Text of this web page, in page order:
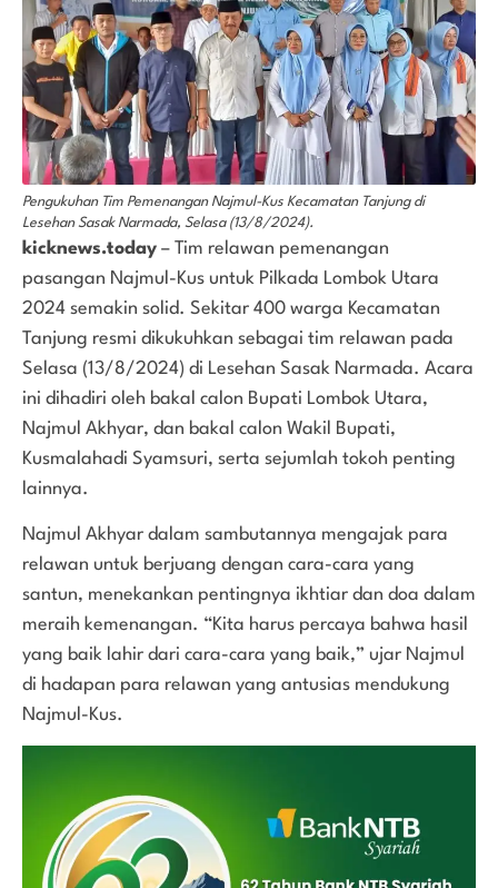
Pengukuhan Tim Pemenangan Najmul-Kus Kecamatan Tanjung di
Lesehan Sasak Narmada, Selasa (13/8/2024).
kicknews.today – Tim relawan pemenangan
pasangan Najmul-Kus untuk Pilkada Lombok Utara
2024 semakin solid. Sekitar 400 warga Kecamatan
Tanjung resmi dikukuhkan sebagai tim relawan pada
Selasa (13/8/2024) di Lesehan Sasak Narmada. Acara
ini dihadiri oleh bakal calon Bupati Lombok Utara,
Najmul Akhyar, dan bakal calon Wakil Bupati,
Kusmalahadi Syamsuri, serta sejumlah tokoh penting
lainnya.
Najmul Akhyar dalam sambutannya mengajak para
relawan untuk berjuang dengan cara-cara yang
santun, menekankan pentingnya ikhtiar dan doa dalam
meraih kemenangan. “Kita harus percaya bahwa hasil
yang baik lahir dari cara-cara yang baik,” ujar Najmul
di hadapan para relawan yang antusias mendukung
Najmul-Kus.